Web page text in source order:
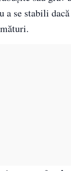
a se stabili